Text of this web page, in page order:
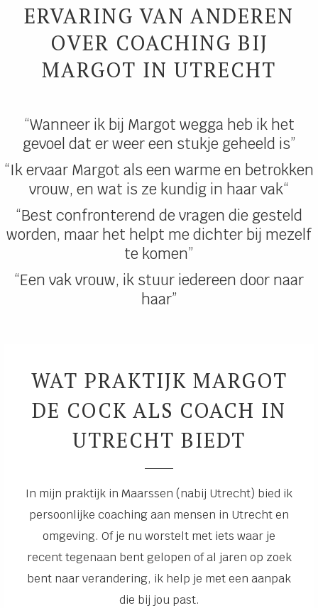
ERVARING VAN ANDEREN
OVER COACHING BIJ
MARGOT IN UTRECHT
“Wanneer ik bij Margot wegga heb ik het
gevoel dat er weer een stukje geheeld is”
“Ik ervaar Margot als een warme en betrokken
vrouw, en wat is ze kundig in haar vak“
“Best confronterend de vragen die gesteld
worden, maar het helpt me dichter bij mezelf
te komen”
“Een vak vrouw, ik stuur iedereen door naar
haar”
WAT PRAKTIJK MARGOT
DE COCK ALS COACH IN
UTRECHT BIEDT
In mijn praktijk in Maarssen (nabij Utrecht) bied ik
persoonlijke coaching aan mensen in Utrecht en
omgeving. Of je nu worstelt met iets waar je
recent tegenaan bent gelopen of al jaren op zoek
bent naar verandering, ik help je met een aanpak
die bij jou past.